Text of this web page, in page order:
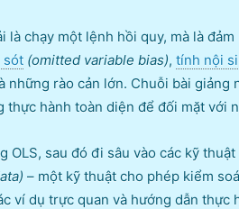
chạy một lệnh hồi quy, mà là
sót (omitted variable bias), tính nội
những rào cản lớn. Chuỗi bài
hành toàn diện để đối mặt với
sau đó đi sâu vào các kỹ
– một kỹ thuật cho phép kiểm
ví dụ trực quan và hướng dẫn thực